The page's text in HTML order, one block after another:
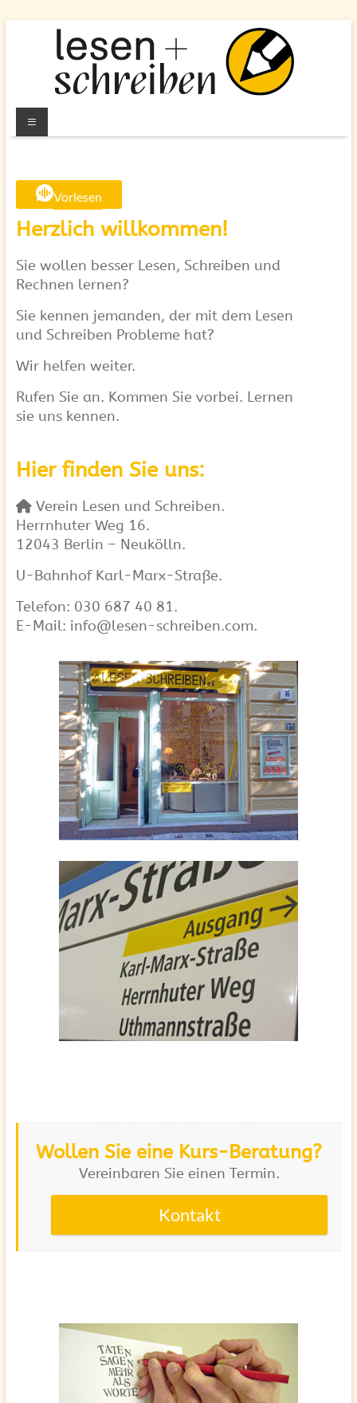
Lesen
Schreiben
e.V.
Berlin
Alphabetisierung
&
für
Erwachsene
Menü
Vorlesen
Herzlich willkommen!
Sie wollen besser Lesen, Schreiben und
Rechnen lernen?
Sie kennen jemanden, der mit dem Lesen
und Schreiben Probleme hat?
Wir helfen weiter.
Rufen Sie an. Kommen Sie vorbei. Lernen
sie uns kennen.
Hier finden Sie uns:
Verein Lesen und Schreiben.
Herrnhuter Weg 16.
12043 Berlin – Neukölln.
U-Bahnhof Karl-Marx-Straße.
Telefon: 030 687 40 81.
E-Mail: info@lesen-schreiben.com.
Wollen Sie eine Kurs-Beratung?
Vereinbaren Sie einen Termin.
Kontakt